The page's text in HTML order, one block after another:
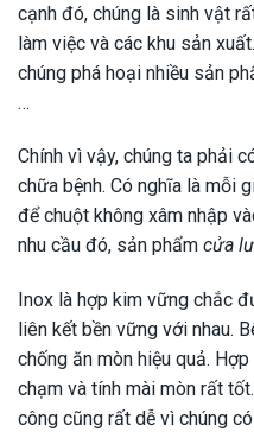
cạnh đó, chúng là sinh vật
làm việc và các khu sản
chúng phá hoại nhiều sản
…
Chính vì vậy, chúng ta phải
chữa bệnh. Có nghĩa là mỗi
để chuột không xâm nhập
nhu cầu đó, sản phẩm cửa
Inox là hợp kim vững chắc
liên kết bền vững với nhau.
chống ăn mòn hiệu quả.
chạm và tính mài mòn rất
công cũng rất dễ vì chúng